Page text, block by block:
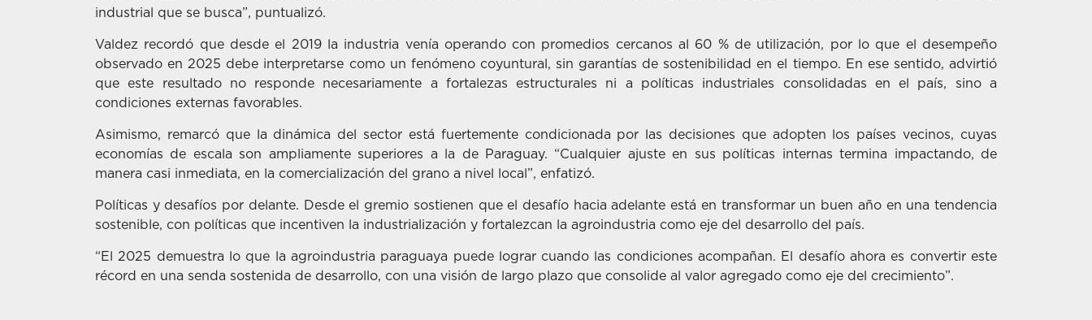
industrial que se busca”, puntualizó.
Valdez recordó que desde el 2019 la industria venía operando con promedios cercanos al 60 % de utilización, por lo que el desempeño
observado en 2025 debe interpretarse como un fenómeno coyuntural, sin garantías de sostenibilidad en el tiempo. En ese sentido, advirtió
que este resultado no responde necesariamente a fortalezas estructurales ni a políticas industriales consolidadas en el país, sino a
condiciones externas favorables.
Asimismo, remarcó que la dinámica del sector está fuertemente condicionada por las decisiones que adopten los países vecinos, cuyas
economías de escala son ampliamente superiores a la de Paraguay. “Cualquier ajuste en sus políticas internas termina impactando, de
manera casi inmediata, en la comercialización del grano a nivel local”, enfatizó.
Políticas y desafíos por delante. Desde el gremio sostienen que el desafío hacia adelante está en transformar un buen año en una tendencia
sostenible, con políticas que incentiven la industrialización y fortalezcan la agroindustria como eje del desarrollo del país.
“El 2025 demuestra lo que la agroindustria paraguaya puede lograr cuando las condiciones acompañan. El desafío ahora es convertir este
récord en una senda sostenida de desarrollo, con una visión de largo plazo que consolide al valor agregado como eje del crecimiento”.